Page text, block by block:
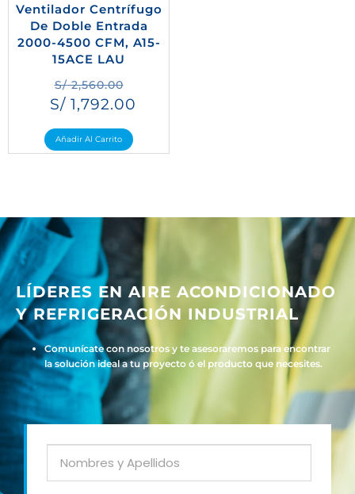
Ventilador Centrífugo
De Doble Entrada
2000-4500 CFM, A15-
15ACE LAU
S/2,560.00
S/ 1,792.00
Añadir Al Carrito
LÍDERES EN AIRE ACONDICIONADO
Y REFRIGERACIÓN INDUSTRIAL
Comunícate con nosotros y te asesoraremos para encontrar
la solución ideal a tu proyecto ó el producto que necesites.